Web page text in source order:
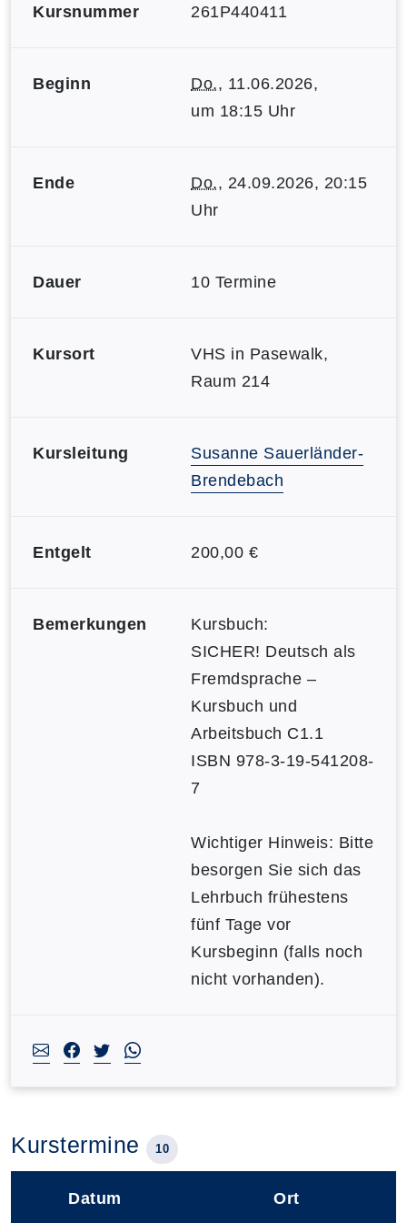
Kursnummer 261P440411
Beginn Do., 11.06.2026,
um 18:15 Uhr
Ende Do., 24.09.2026, 20:15
Uhr
Dauer 10 Termine
Kursort
VHS in Pasewalk,
Raum 214
Kursleitung
Susanne Sauerländer-
Brendebach
Entgelt 200,00 €
Bemerkungen
Kursbuch:
SICHER! Deutsch als
Fremdsprache –
Kursbuch und
Arbeitsbuch C1.1
ISBN 978-3-19-541208-
7
Wichtiger Hinweis: Bitte
besorgen Sie sich das
Lehrbuch frühestens
fünf Tage vor
Kursbeginn (falls noch
nicht vorhanden).
Kurstermine 10
Datum Ort